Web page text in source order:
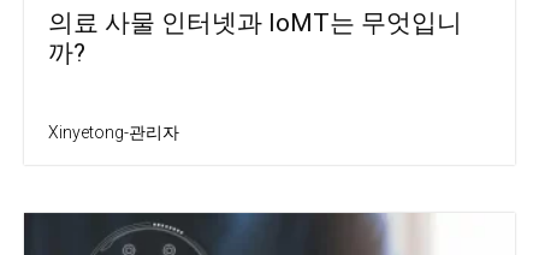
의료 사물 인터넷과 IoMT는 무엇입니
까?
Xinyetong-관리자